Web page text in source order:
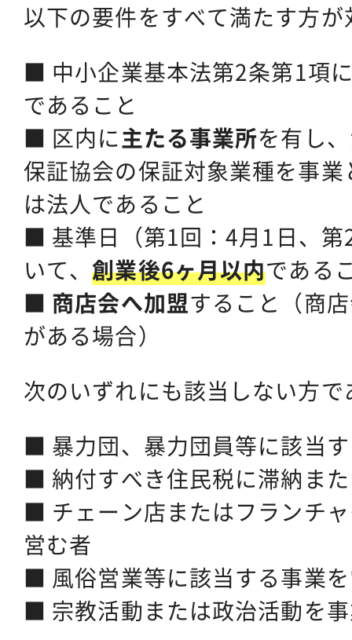
以下の要件をすべて満たす方
■ 中小企業基本法第2条第1項
であること
■ 区内に主たる事業所を有し
保証協会の保証対象業種を事
は法人であること
■ 基準日（第1回：4月1日、
いて、創業後6ヶ月以内である
■ 商店会へ加盟すること（商
がある場合）
次のいずれにも該当しない方
■ 暴力団、暴力団員等に該当
■ 納付すべき住民税に滞納ま
■ チェーン店またはフランチ
営む者
■ 風俗営業等に該当する事業
■ 宗教活動または政治活動を